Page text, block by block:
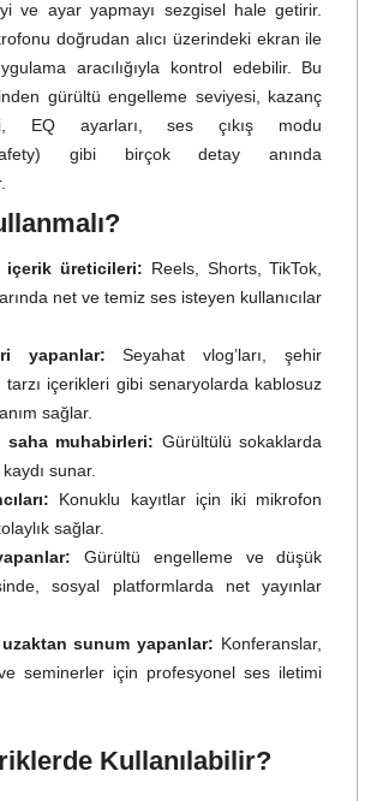
da oldukça taşınabilir olan
küçük çantalarda rahatça
yalnızca taşıma çantası
zamanda tüm sistemi şarj
bir güç bankası görevi de
kadar çalışabilir. Hem Android hem
uyumludur. Paket içerisinden çıkan USB-
cihazlara kolayca
Ayrıca 3.5mm TRS analog çıkışıyla
kameralara da uyumludur.
ekran ve döner kontrol butonu,
ve ayar yapmayı sezgisel hale
doğrudan alıcı üzerindeki ekran
aracılığıyla kontrol edebilir.
gürültü engelleme seviyesi,
EQ ayarları, ses çıkış
safety) gibi birçok detay
net ve temiz ses isteyen